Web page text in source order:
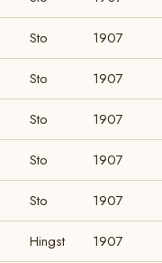
Sto 1907
Sto 1907
Sto 1907
Sto 1907
Sto 1907
Hingst 1907